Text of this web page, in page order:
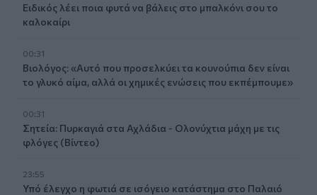
Ειδικός λέει ποια φυτά να βάλεις στο μπαλκόνι σου το
καλοκαίρι
00:31
Βιολόγος: «Αυτό που προσελκύει τα κουνούπια δεν είναι
το γλυκό αίμα, αλλά οι χημικές ενώσεις που εκπέμπουμε»
00:31
Σητεία: Πυρκαγιά στα Αχλάδια - Ολονύχτια μάχη με τις
φλόγες (Βίντεο)
23:55
Υπό έλεγχο η φωτιά σε ισόγειο κατάστημα στο Παλαιό